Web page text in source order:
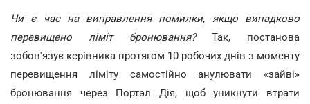
Чи є час на виправлення помилки, якщо випадково
перевищено ліміт бронювання?Так, постанова
зобов'язує керівника протягом 10 робочих днів з моменту
перевищення ліміту самостійно анулювати «зайві»
бронювання через Портал Дія, щоб уникнути втрати